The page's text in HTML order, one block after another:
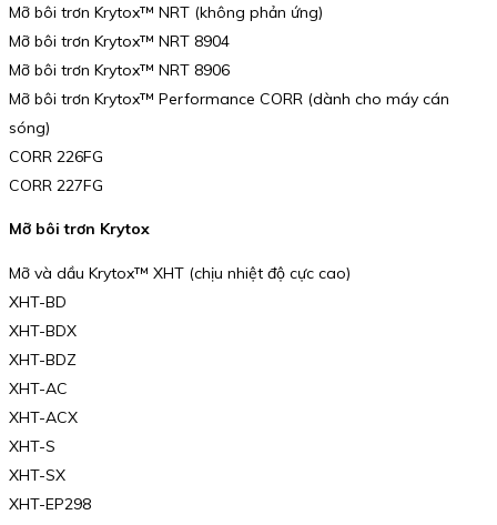
Mỡ bôi trơn Krytox™ NRT (không phản ứng)
Mỡ bôi trơn Krytox™ NRT 8904
Mỡ bôi trơn Krytox™ NRT 8906
Mỡ bôi trơn Krytox™ Performance CORR (dành cho máy cán
sóng)
CORR 226FG
CORR 227FG
Mỡ bôi trơn Krytox
Mỡ và dầu Krytox™ XHT (chịu nhiệt độ cực cao)
XHT-BD
XHT-BDX
XHT-BDZ
XHT-AC
XHT-ACX
XHT-S
XHT-SX
XHT-EP298